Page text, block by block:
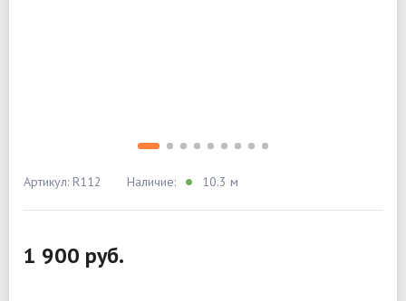
Артикул: R112 Наличие: 10.3 м
1 900 руб.